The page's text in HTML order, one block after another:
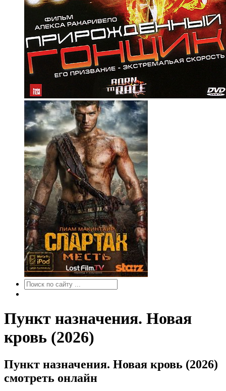
Пункт назначения. Новая
кровь (2026)
Пункт назначения. Новая кровь (2026)
смотреть онлайн